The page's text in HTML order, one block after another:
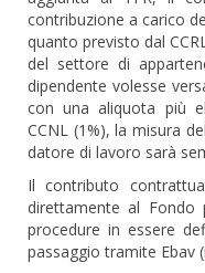
contribuzione a carico
quanto previsto dal
del settore di
dipendente volesse
con una aliquota più
CCNL (1%), la misura
datore di lavoro sarà
Il contributo
direttamente al Fondo
procedure in essere
passaggio tramite Ebav